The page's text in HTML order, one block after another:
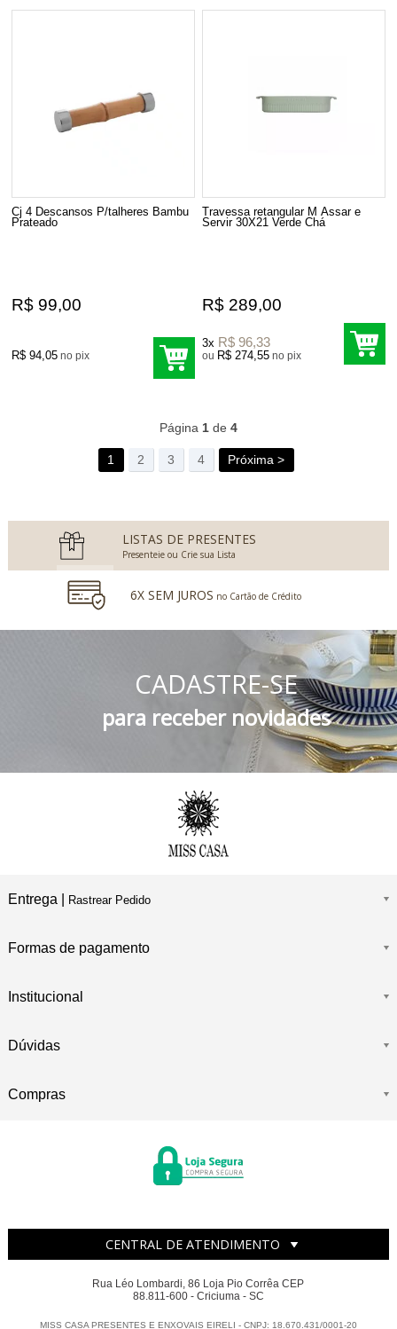
Cj 4 Descansos P/talheres Bambu
Prateado
R$ 99,00
R$ 94,05 no pix
Travessa retangular M Assar e
Servir 30X21 Verde Chá
R$ 289,00
3x R$ 96,33
ou R$ 274,55 no pix
Página 1de 4
1 2 3 4 Próxima >
LISTAS DE PRESENTES
Presenteie ou Crie sua Lista
6X SEM JUROS no Cartão de Crédito
no Boleto Bancário e PIX
FRETE GRÁTIS Consulte o Regulamento
CADASTRE-SE
para receber novidades
Entrega | Rastrear Pedido
Formas de pagamento
Institucional
Dúvidas
Compras
CENTRAL DE ATENDIMENTO
Rua Léo Lombardi, 86 Loja Pio Corrêa CEP
88.811-600 - Criciuma - SC
MISS CASA PRESENTES E ENXOVAIS EIRELI - CNPJ: 18.670.431/0001-20